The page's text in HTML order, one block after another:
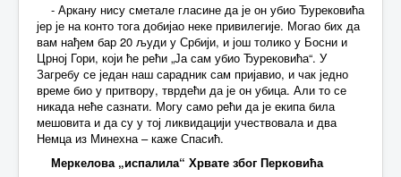
- Аркану нису сметале гласине да је он убио Ђурековића
јер је на конто тога добијао неке привилегије. Могао бих да
вам нађем бар 20 људи у Србији, и још толико у Босни и
Црној Гори, који ће рећи „Ја сам убио Ђурековића“. У
Загребу се један наш сарадник сам пријавио, и чак једно
време био у притвору, тврдећи да је он убица. Али то се
никада неће сазнати. Могу само рећи да је екипа била
мешовита и да су у тој ликвидацији учествовала и два
Немца из Минехна – каже Спасић.
Меркелова „испалила“ Хрвате због Перковића